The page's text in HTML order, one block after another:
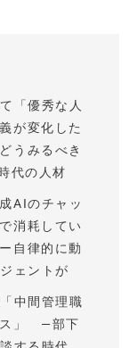
「優秀な人
が変化した
うみるべき
の人材
AIのチャッ
消耗してい
自律的に動
ェントが
中間管理職
ス」 —部下